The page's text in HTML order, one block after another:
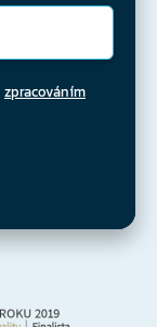
zpracováním